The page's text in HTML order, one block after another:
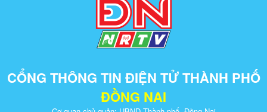
CỔNG THÔNG TIN ĐIỆN TỬ THÀNH PHỐ
ĐỒNG NAI